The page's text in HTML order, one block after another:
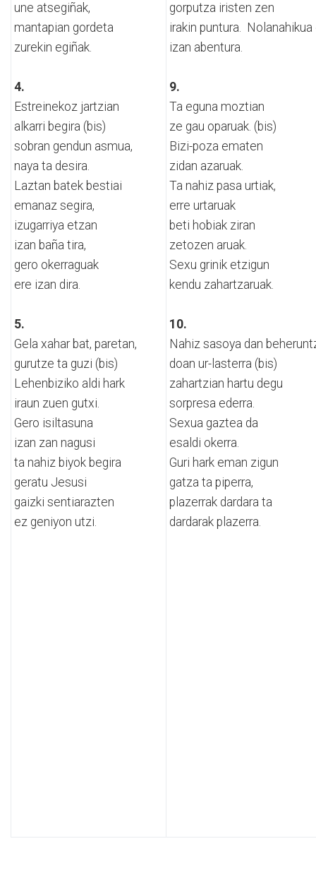
une atsegiñak,
mantapian gordeta
zurekin egiñak.
4.
Estreinekoz jartzian
alkarri begira (bis)
sobran gendun asmua,
naya ta desira.
Laztan batek bestiai
emanaz segira,
izugarriya etzan
izan baña tira,
gero okerraguak
ere izan dira.
5.
Gela xahar bat, paretan,
gurutze ta guzi (bis)
Lehenbiziko aldi hark
iraun zuen gutxi.
Gero isiltasuna
izan zan nagusi
ta nahiz biyok begira
geratu Jesusi
gaizki sentiarazten
ez geniyon utzi.
gorputza iristen zen
irakin puntura.
izan abentura.
9.
Ta eguna moztian
ze gau oparuak. (bis)
Bizi-poza ematen
zidan azaruak.
Ta nahiz pasa urtiak,
erre urtaruak
beti hobiak ziran
zetozen aruak.
Sexu grinik etzigun
kendu zahartzaruak.
10.
Nahiz sasoya dan
doan ur-lasterra (bis)
zahartzian hartu degu
sorpresa ederra.
Sexua gaztea da
esaldi okerra.
Guri hark eman zigun
gatza ta piperra,
plazerrak dardara ta
dardarak plazerra.